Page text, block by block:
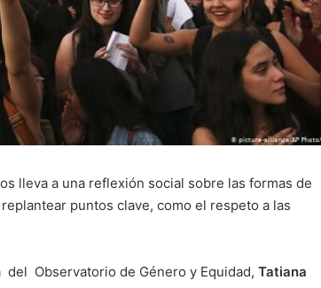
lleva a una reflexión social sobre las formas de
puntos clave, como el respeto a las
Observatorio de Género y Equidad, Tatiana